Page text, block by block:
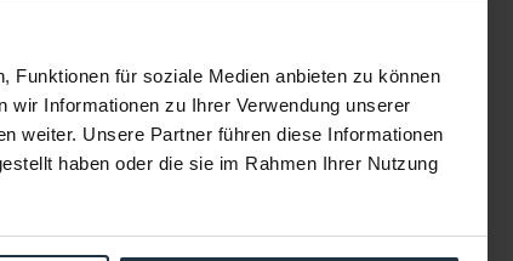
Funktionen für soziale Medien anbieten zu können
wir Informationen zu Ihrer Verwendung unserer
weiter. Unsere Partner führen diese Informationen
haben oder die sie im Rahmen Ihrer Nutzung